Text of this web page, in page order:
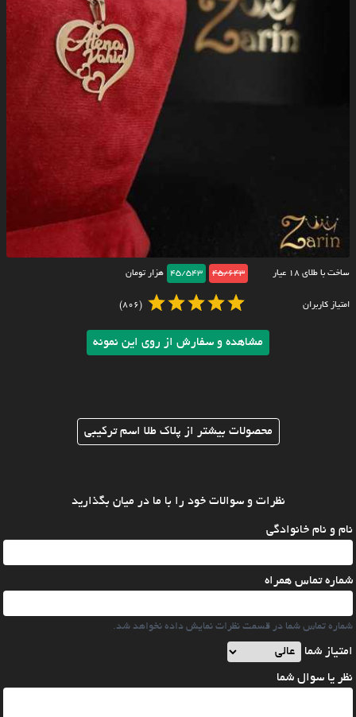
ساخت با طلای ۱۸ عیار 45/643
45/543 هزار تومان
امتیاز کاربران (806)
مشاهده و سفارش از روی این نمونه
محصولات بیشتر از پلاک طلا اسم ترکیبی
نظرات و سوالات خود را با ما در میان بگذارید
نام و نام خانوادگی
شماره تماس همراه
شماره تماس شما در قسمت نظرات نمایش داده نخواهد شد.
امتیاز شما
نظر یا سوال شما